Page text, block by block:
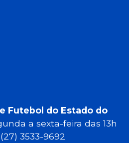
Futebol do Estado do
a sexta-feira das 13h
3533-9692